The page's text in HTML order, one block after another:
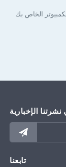
الخاص بك
الإخبارية
تابعنا